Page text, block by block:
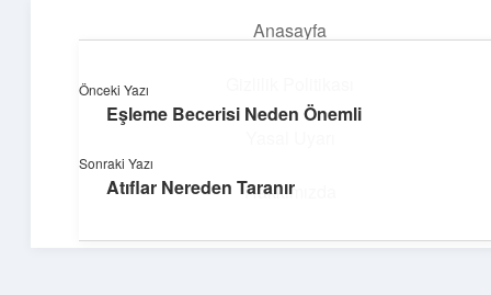
Anasayfa
Hakkımızda
Deniz Esintisi Hikayeler
Dalgalardan ilham alan neşeli bilgiler!
Önceki Yazı
Eşleme Becerisi Neden Önemli
Sonraki Yazı
Atıflar Nereden Taranır